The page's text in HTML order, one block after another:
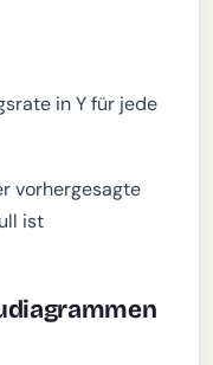
in Y für jede
vorhergesagte
ist